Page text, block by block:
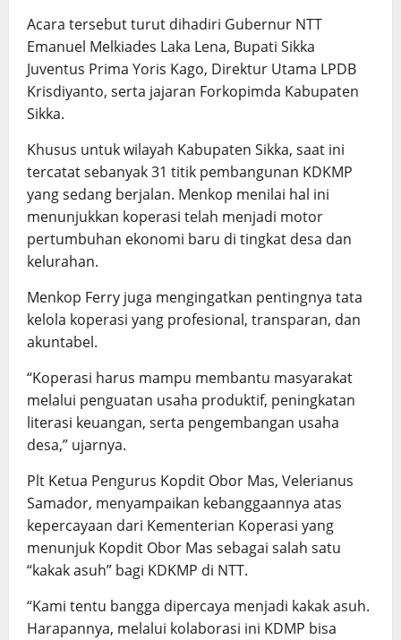
Acara tersebut turut dihadiri Gubernur NTT
Emanuel Melkiades Laka Lena, Bupati Sikka
Juventus Prima Yoris Kago, Direktur Utama LPDB
Krisdiyanto, serta jajaran Forkopimda Kabupaten
Sikka.
Khusus untuk wilayah Kabupaten Sikka, saat ini
tercatat sebanyak 31 titik pembangunan KDKMP
yang sedang berjalan. Menkop menilai hal ini
menunjukkan koperasi telah menjadi motor
pertumbuhan ekonomi baru di tingkat desa dan
kelurahan.
Menkop Ferry juga mengingatkan pentingnya tata
kelola koperasi yang profesional, transparan, dan
akuntabel.
“Koperasi harus mampu membantu masyarakat
melalui penguatan usaha produktif, peningkatan
literasi keuangan, serta pengembangan usaha
desa,” ujarnya.
Plt Ketua Pengurus Kopdit Obor Mas, Velerianus
Samador, menyampaikan kebanggaannya atas
kepercayaan dari Kementerian Koperasi yang
menunjuk Kopdit Obor Mas sebagai salah satu
“kakak asuh” bagi KDKMP di NTT.
“Kami tentu bangga dipercaya menjadi kakak asuh.
Harapannya, melalui kolaborasi ini KDMP bisa